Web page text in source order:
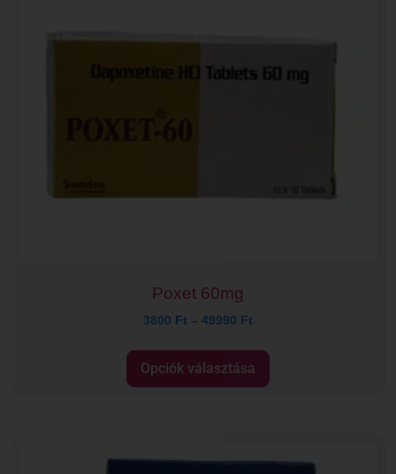
Poxet 60mg
3800 Ft – 49990 Ft
Opciók választása